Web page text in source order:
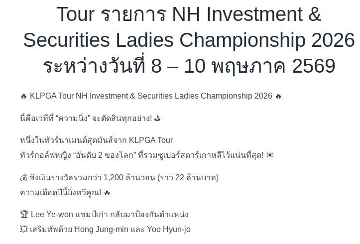
Tour รายการ NH Investment &
Securities Ladies Championship 2026
ระหว่างวันที่ 8 – 10 พฤษภาค 2569
🔥 KLPGA Tour NH Investment & Securities Ladies Championship 2026 🔥
นี่คือเวทีที่ “ความนิ่ง” จะตัดสินทุกอย่าง! ⛳
หนึ่งในทัวร์นาเมนต์สุดมันส์จาก KLPGA Tour
ทัวร์กอล์ฟหญิง “อันดับ 2 ของโลก” ที่รวมซูเปอร์สตาร์เกาหลีไว้แน่นที่สุด!
💰 ชิงเงินรางวัลรวมกว่า 1,200 ล้านวอน (ราว 22 ล้านบาท)
ความเดือดปีนี้ยิ่งทวีคูณ! 🔥
🏆 Lee Ye-won แชมป์เก่า กลับมาป้องกันตำแหน่ง
💥 เสริมทัพด้วย Hong Jung-min และ Yoo Hyun-jo